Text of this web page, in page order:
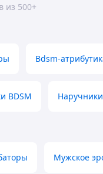
из 500+
Bdsm-
BDSM
Мужское